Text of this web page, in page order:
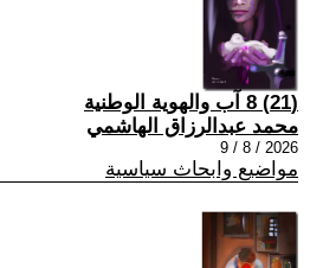
(21) 8 آب والهوية الوطنية
محمد عبدالرزاق الهاشمي
2026 / 8 / 9
مواضيع وابحاث سياسية